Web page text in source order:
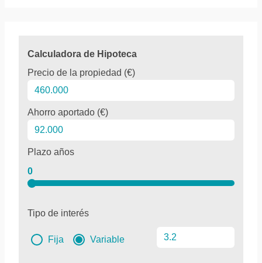
Calculadora de Hipoteca
Precio de la propiedad (€)
Ahorro aportado (€)
Plazo años
0
Tipo de interés
Fija Variable